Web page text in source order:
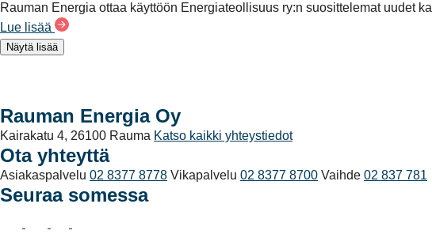
Rauman Energia ottaa käyttöön Energiateollisuus ry:n suosittelemat uudet
Lue lisää
Näytä lisää
Rauman Energia Oy
Kairakatu 4, 26100 Rauma Katso kaikki yhteystiedot
Ota yhteyttä
Asiakaspalvelu 02 8377 8778 Vikapalvelu 02 8377 8700 Vaihde 02 837 781
Seuraa somessa